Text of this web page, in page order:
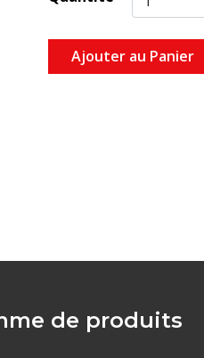
Ajouter au Panier
de produits